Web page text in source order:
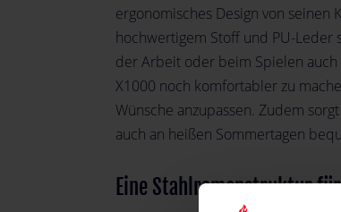
ergonomisches Design von seinen
hochwertigem Stoff und PU-Leder
der Arbeit oder beim Spielen
X1000 noch komfortabler zu
Wünsche anzupassen. Zudem
auch an heißen Sommertagen
Eine Stahlramenstruktur